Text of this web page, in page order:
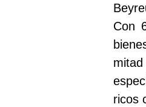
Con
ricos